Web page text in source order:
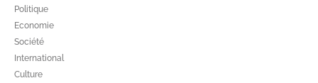
Politique
Economie
Société
International
Culture